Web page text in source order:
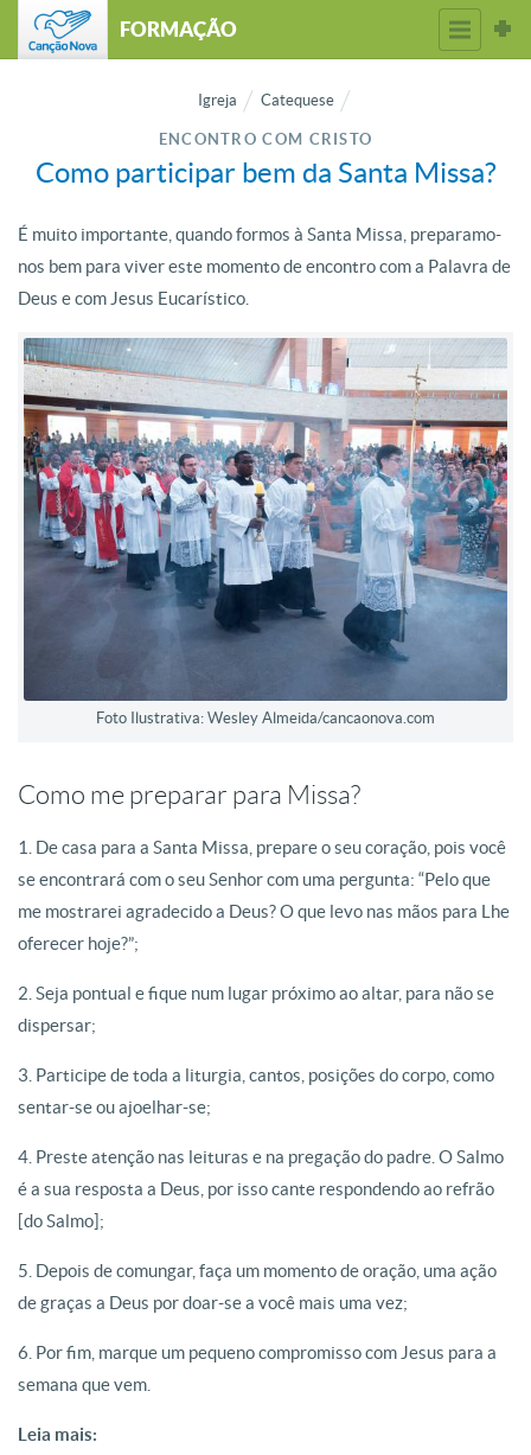
FORMAÇÃO
Igreja Catequese
ENCONTRO COM CRISTO
Como participar bem da Santa Missa?
É muito importante, quando formos à Santa Missa, preparamo-
nos bem para viver este momento de encontro com a Palavra de
Deus e com Jesus Eucarístico.
Foto Ilustrativa: Wesley Almeida/cancaonova.com
Como me preparar para Missa?
1. De casa para a Santa Missa, prepare o seu coração, pois você
se encontrará com o seu Senhor com uma pergunta: “Pelo que
me mostrarei agradecido a Deus? O que levo nas mãos para Lhe
oferecer hoje?”;
2. Seja pontual e fique num lugar próximo ao altar, para não se
dispersar;
3. Participe de toda a liturgia, cantos, posições do corpo, como
sentar-se ou ajoelhar-se;
4. Preste atenção nas leituras e na pregação do padre. O Salmo
é a sua resposta a Deus, por isso cante respondendo ao refrão
[do Salmo];
5. Depois de comungar, faça um momento de oração, uma ação
de graças a Deus por doar-se a você mais uma vez;
6. Por fim, marque um pequeno compromisso com Jesus para a
semana que vem.
Leia mais: